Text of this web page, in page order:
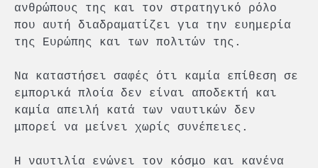
ανθρώπους της και τον στρατηγικό ρόλο
που αυτή διαδραματίζει για την ευημερία
της Ευρώπης και των πολιτών της.
Να καταστήσει σαφές ότι καμία επίθεση σε
εμπορικά πλοία δεν είναι αποδεκτή και
καμία απειλή κατά των ναυτικών δεν
μπορεί να μείνει χωρίς συνέπειες.
Η ναυτιλία ενώνει τον κόσμο και κανένα